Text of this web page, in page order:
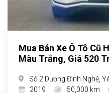
Mua Bán Xe Ô Tô Cũ
Màu Trắng, Giá 520
Số 2 Dương Đình Nghệ,
2019
50,000 km